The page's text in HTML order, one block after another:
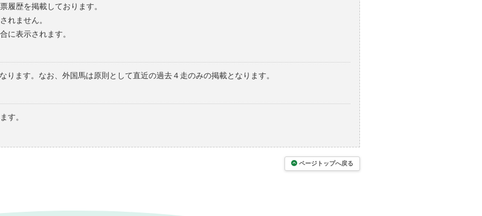
履歴を掲載しております。
れません。
に表示されます。
ます。なお、外国馬は原則として直近の過去４走のみの掲載となります。
す。
ページトップへ戻る